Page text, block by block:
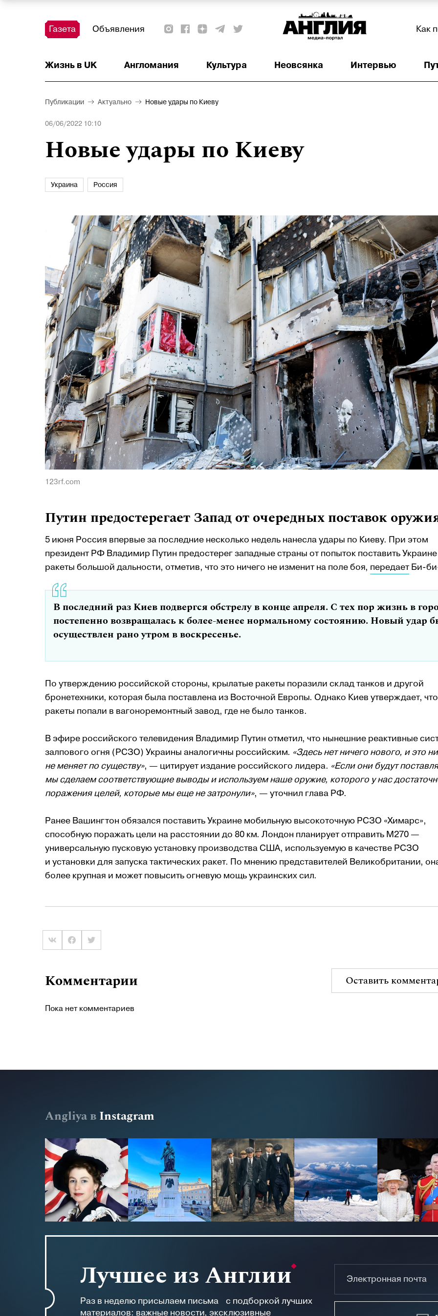
Газета Объявления Как
Жизнь в UK Англомания Культура Неовсянка Интервью
Тест
Красота и здоровье
Ваше право
Актуально
Аналитика
Читать!
Недвижимость
Наши на острове
Наши на старте
Афиша
Детское
Образование
Деньги
Публикации Актуально Новые удары по Киеву
06/06/2022 10:10
Новые удары по Киеву
Украина Россия
123rf.com
Путин предостерегает Запад от очередных поставок
5 июня Россия впервые за последние несколько недель нанесла удары по Киеву. При этом
президент РФ Владимир Путин предостерег западные страны от попыток поставить Украине
ракеты большой дальности, отметив, что это ничего не изменит на поле боя, передаетБи-
В последний раз Киев подвергся обстрелу в конце апреля. С тех пор жизнь в
постепенно возвращалась к более-менее нормальному состоянию. Новый удар
осуществлен рано утром в воскресенье.
По утверждению российской стороны, крылатые ракеты поразили склад танков и другой
бронетехники, которая была поставлена из Восточной Европы. Однако Киев утверждает, что
ракеты попали в вагоноремонтный завод, где не было танков.
В эфире российского телевидения Владимир Путин отметил, что нынешние реактивные
залпового огня (РСЗО) Украины аналогичны российским. «Здесь нет ничего нового, и это
не меняет по существу», — цитирует издание российского лидера. «Если они будут
мы сделаем соответствующие выводы и используем наше оружие, которого у нас
поражения целей, которые мы еще не затронули», — уточнил глава РФ.
Ранее Вашингтон обязался поставить Украине мобильную высокоточную РСЗО «Химарс»,
способную поражать цели на расстоянии до 80 км. Лондон планирует отправить M270 —
универсальную пусковую установку производства США, используемую в качестве РСЗО
и установки для запуска тактических ракет. По мнению представителей Великобритании,
более крупная и может повысить огневую мощь украинских сил.
Комментарии Оставить
Пока нет комментариев
Angliya вInstagram
Лучшее из Англии
Раз в неделю присылаем письма с подборкой лучших
материалов: важные новости, эксклюзивные